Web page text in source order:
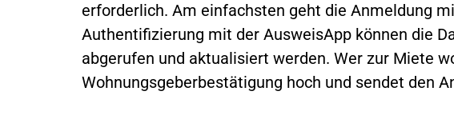
erforderlich. Am einfachsten geht die Anmeldung
Authentifizierung mit der AusweisApp können die
abgerufen und aktualisiert werden. Wer zur Miete
Wohnungsgeberbestätigung hoch und sendet den